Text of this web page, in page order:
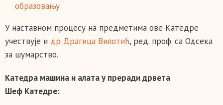
образовању
У наставном процесу на предметима ове Катедре
учествује и др Драгица Вилотић, ред. проф. са Одсека
за шумарство.
Катедра машина и алата у преради дрвета
Шеф Катедре: